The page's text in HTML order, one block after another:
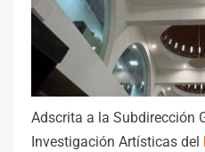
Adscrita a la Subdirección
Investigación Artísticas del